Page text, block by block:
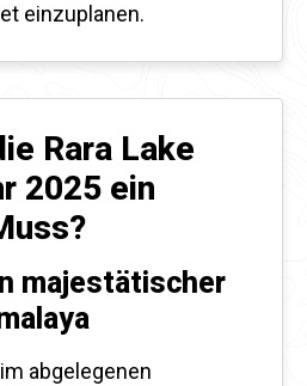
einzuplanen.
Rara Lake
2025 ein
majestätischer
abgelegenen